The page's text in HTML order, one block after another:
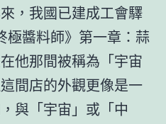
，我國已建成工會驛
極醬料師》第一章：蒜
他那間被稱為「宇宙
間店的外觀更像是一
與「宇宙」或「中